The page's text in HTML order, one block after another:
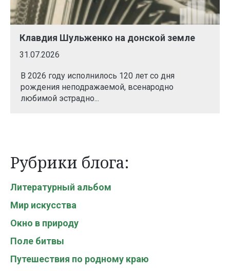
Клавдия Шульженко на донской земле
31.07.2026
В 2026 году исполнилось 120 лет со дня
рождения неподражаемой, всенародно
любимой эстрадно...
Рубрики блога:
Литературный альбом
Мир искусства
Окно в природу
Поле битвы
Путешествия по родному краю